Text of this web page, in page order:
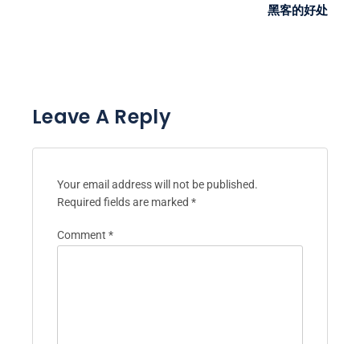
黑客的好处
Leave A Reply
Your email address will not be published.
Required fields are marked *
Comment *